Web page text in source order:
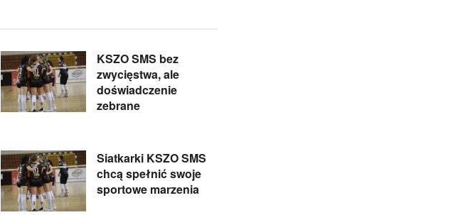
KSZO SMS bez
zwycięstwa, ale
doświadczenie
zebrane
Siatkarki KSZO SMS
chcą spełnić swoje
sportowe marzenia